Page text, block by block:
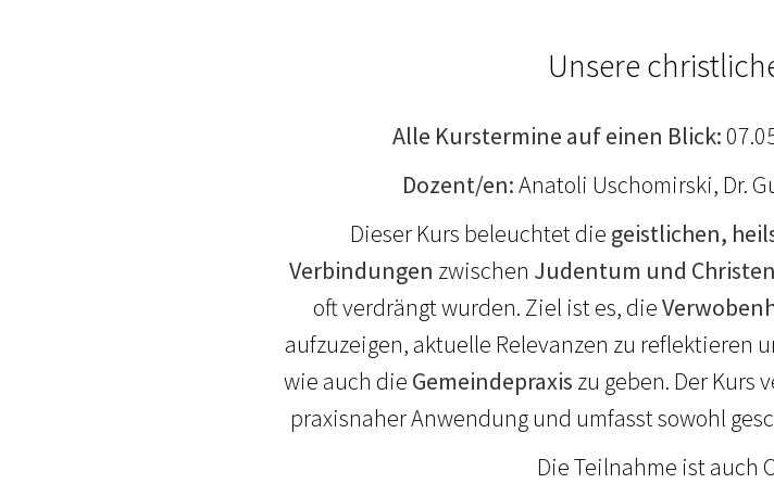
Unsere
Alle Kurstermine auf einen Blick:
Dozent/en:Anatoli Uschomirski, Dr.
Dieser Kurs beleuchtet die geistlichen,
Verbindungen zwischen Judentum und
oft verdrängt wurden. Ziel ist es, die
aufzuzeigen, aktuelle Relevanzen zu reflektieren
wie auch die Gemeindepraxis zu geben. Der
praxisnaher Anwendung und umfasst sowohl
Die Teilnahme ist auch